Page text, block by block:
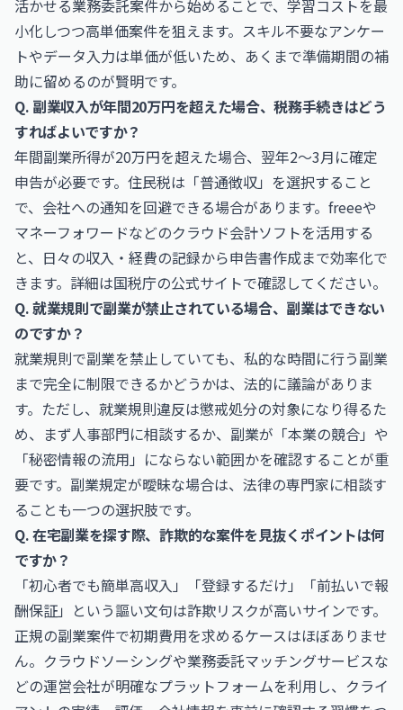
活かせる業務委託案件から始めることで、学習コストを最
小化しつつ高単価案件を狙えます。スキル不要なアンケー
トやデータ入力は単価が低いため、あくまで準備期間の補
助に留めるのが賢明です。
Q. 副業収入が年間20万円を超えた場合、税務手続きはどう
すればよいですか？
年間副業所得が20万円を超えた場合、翌年2〜3月に確定
申告が必要です。住民税は「普通徴収」を選択すること
で、会社への通知を回避できる場合があります。freeeや
マネーフォワードなどのクラウド会計ソフトを活用する
と、日々の収入・経費の記録から申告書作成まで効率化で
きます。詳細は国税庁の公式サイトで確認してください。
Q. 就業規則で副業が禁止されている場合、副業はできない
のですか？
就業規則で副業を禁止していても、私的な時間に行う副業
まで完全に制限できるかどうかは、法的に議論がありま
す。ただし、就業規則違反は懲戒処分の対象になり得るた
め、まず人事部門に相談するか、副業が「本業の競合」や
「秘密情報の流用」にならない範囲かを確認することが重
要です。副業規定が曖昧な場合は、法律の専門家に相談す
ることも一つの選択肢です。
Q. 在宅副業を探す際、詐欺的な案件を見抜くポイントは何
ですか？
「初心者でも簡単高収入」「登録するだけ」「前払いで報
酬保証」という謳い文句は詐欺リスクが高いサインです。
正規の副業案件で初期費用を求めるケースはほぼありませ
ん。クラウドソーシングや業務委託マッチングサービスな
どの運営会社が明確なプラットフォームを利用し、クライ